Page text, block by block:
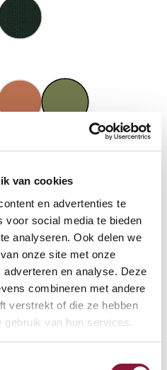
van cookies
en advertenties te
voor social media te bieden
analyseren. Ook delen we
onze site met onze
en analyse. Deze
combineren met andere
verstrekt of die ze hebben
van hun services.